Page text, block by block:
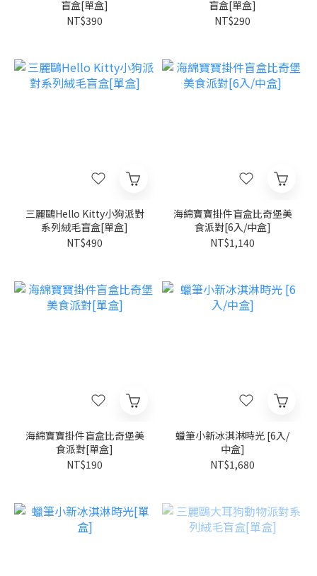
盲盒[單盒]
NT$390
盲盒[單盒]
NT$290
三麗鷗Hello Kitty小狗派對
系列絨毛盲盒[單盒]
NT$490
海綿寶寶掛件盲盒比奇堡美
食派對[6入/中盒]
NT$1,140
海綿寶寶掛件盲盒比奇堡美
食派對[單盒]
NT$190
蠟筆小新冰淇淋時光 [6入/
中盒]
NT$1,680